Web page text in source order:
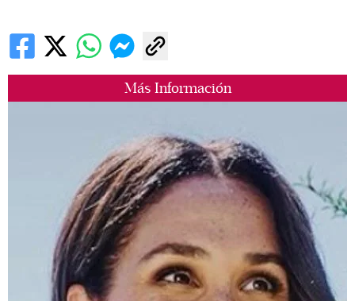
Más Información